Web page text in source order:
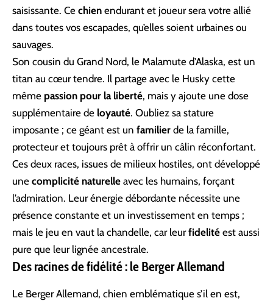
saisissante. Ce chien endurant et joueur sera votre allié
dans toutes vos escapades, qu’elles soient urbaines ou
sauvages.
Son cousin du Grand Nord, le Malamute d’Alaska, est un
titan au cœur tendre. Il partage avec le Husky cette
même passion pour la liberté, mais y ajoute une dose
supplémentaire de loyauté. Oubliez sa stature
imposante ; ce géant est un familier de la famille,
protecteur et toujours prêt à offrir un câlin réconfortant.
Ces deux races, issues de milieux hostiles, ont développé
une complicité naturelle avec les humains, forçant
l’admiration. Leur énergie débordante nécessite une
présence constante et un investissement en temps ;
mais le jeu en vaut la chandelle, car leurfidelité est aussi
pure que leur lignée ancestrale.
Des racines de fidélité : le Berger Allemand
Le Berger Allemand, chien emblématique s’il en est,